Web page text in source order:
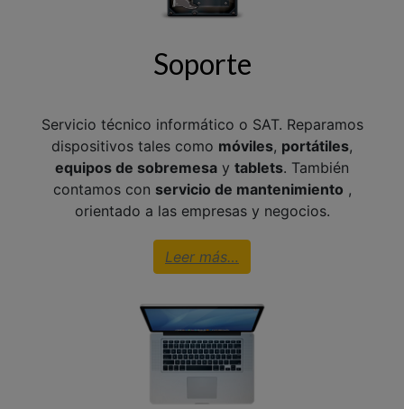
Soporte
Servicio técnico informático o SAT. Reparamos
dispositivos tales como móviles, portátiles,
equipos de sobremesa y tablets. También
contamos con servicio de mantenimiento ,
orientado a las empresas y negocios.
Leer más…